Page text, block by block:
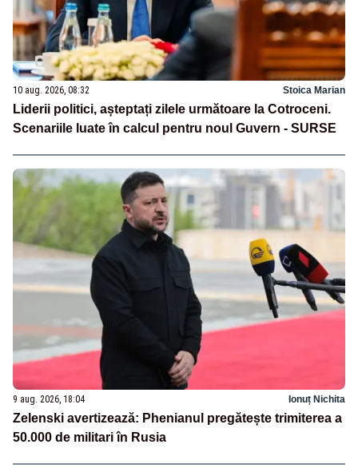
10 aug. 2026, 08:32 Stoica Marian
Liderii politici, așteptați zilele următoare la Cotroceni.
Scenariile luate în calcul pentru noul Guvern - SURSE
9 aug. 2026, 18:04 Ionuț Nichita
Zelenski avertizează: Phenianul pregătește trimiterea a
50.000 de militari în Rusia